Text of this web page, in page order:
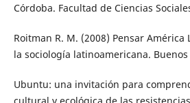
Córdoba. Facultad de Ciencias
Roitman R. M. (2008) Pensar
la sociología latinoamericana. Buenos
Ubuntu: una invitación para